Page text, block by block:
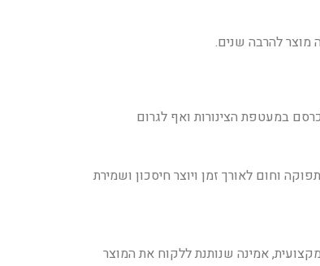
מוצר להרבה שנים.
במעטפת הצינורות ואף לגרום
וחום לאורך זמן ויוצר חיסכון ושמירת
אמינה שנותנת ללקוח את המוצר